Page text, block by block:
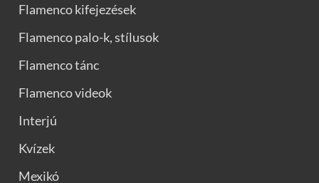
Flamenco kifejezések
Flamenco palo-k, stílusok
Flamenco tánc
Flamenco videok
Interjú
Kvízek
Mexikó